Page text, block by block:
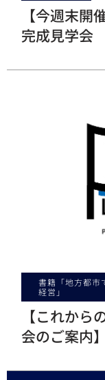
【今週末開
完成見学会
書籍「地方都市
経営」
【これか
会のご案内】